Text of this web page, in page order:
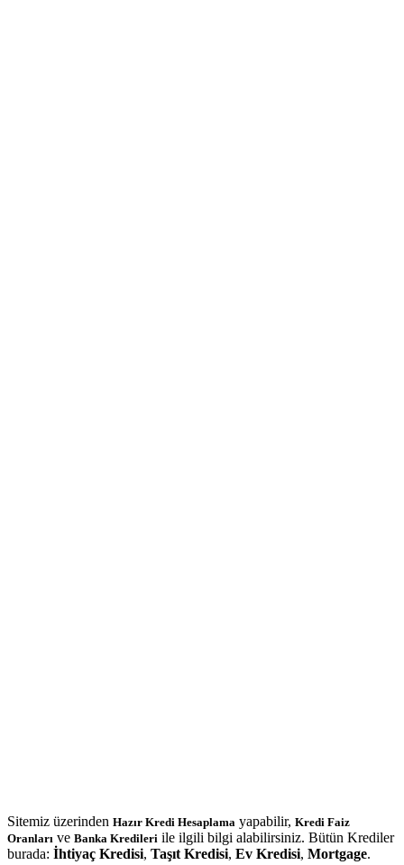
Sitemiz üzerinden Hazır Kredi Hesaplama yapabilir, Kredi Faiz
Oranları ve Banka Kredileri ile ilgili bilgi alabilirsiniz. Bütün Krediler
burada: İhtiyaç Kredisi, Taşıt Kredisi, Ev Kredisi, Mortgage.